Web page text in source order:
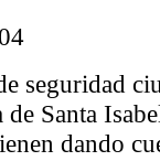
seguridad
Santa
dando